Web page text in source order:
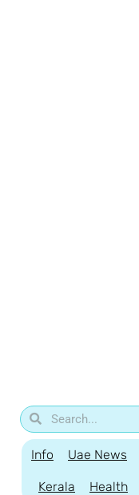
Info Uae News
Kerala Health